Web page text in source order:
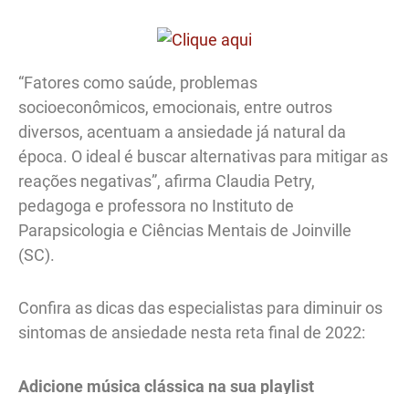
“Fatores como saúde, problemas
socioeconômicos, emocionais, entre outros
diversos, acentuam a ansiedade já natural da
época. O ideal é buscar alternativas para mitigar as
reações negativas”, afirma Claudia Petry,
pedagoga e professora no Instituto de
Parapsicologia e Ciências Mentais de Joinville
(SC).
Confira as dicas das especialistas para diminuir os
sintomas de ansiedade nesta reta final de 2022:
Adicione música clássica na sua playlist